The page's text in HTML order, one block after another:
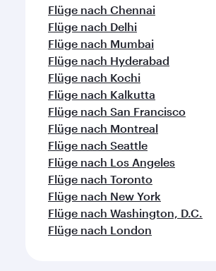
Flüge nach Chennai
Flüge nach Delhi
Flüge nach Mumbai
Flüge nach Hyderabad
Flüge nach Kochi
Flüge nach Kalkutta
Flüge nach San Francisco
Flüge nach Montreal
Flüge nach Seattle
Flüge nach Los Angeles
Flüge nach Toronto
Flüge nach New York
Flüge nach Washington, D.C.
Flüge nach London